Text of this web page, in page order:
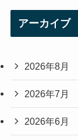
アーカイブ
2026年8月
2026年7月
2026年6月